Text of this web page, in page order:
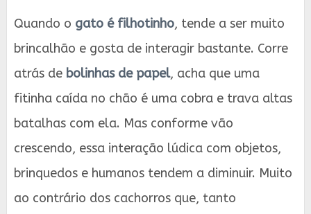
Quando o gato é filhotinho, tende a ser muito
brincalhão e gosta de interagir bastante. Corre
atrás de bolinhas de papel, acha que uma
fitinha caída no chão é uma cobra e trava altas
batalhas com ela. Mas conforme vão
crescendo, essa interação lúdica com objetos,
brinquedos e humanos tendem a diminuir. Muito
ao contrário dos cachorros que, tanto